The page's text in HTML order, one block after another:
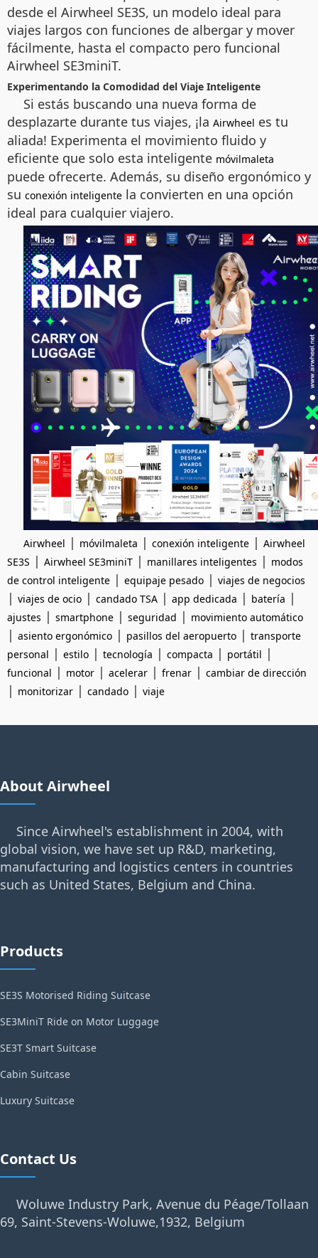
desde el Airwheel SE3S, un modelo ideal para
viajes largos con funciones de albergar y mover
fácilmente, hasta el compacto pero funcional
Airwheel SE3miniT.
Experimentando la Comodidad del Viaje Inteligente
Si estás buscando una nueva forma de
desplazarte durante tus viajes, ¡la Airwheel es tu
aliada! Experimenta el movimiento fluido y
eficiente que solo esta inteligente móvilmaleta
puede ofrecerte. Además, su diseño ergonómico y
su conexión inteligente la convierten en una opción
ideal para cualquier viajero.
Airwheel | móvilmaleta | conexión inteligente | Airwheel
SE3S | Airwheel SE3miniT | manillares inteligentes | modos
de control inteligente | equipaje pesado | viajes de negocios
| viajes de ocio | candado TSA | app dedicada | batería |
ajustes | smartphone | seguridad | movimiento automático
| asiento ergonómico | pasillos del aeropuerto | transporte
personal | estilo | tecnología | compacta | portátil |
funcional | motor | acelerar | frenar | cambiar de dirección
| monitorizar | candado | viaje
About Airwheel
Since Airwheel's establishment in 2004, with
global vision, we have set up R&D, marketing,
manufacturing and logistics centers in countries
such as United States, Belgium and China.
Products
SE3S Motorised Riding Suitcase
SE3MiniT Ride on Motor Luggage
SE3T Smart Suitcase
Cabin Suitcase
Luxury Suitcase
Contact Us
Woluwe Industry Park, Avenue du Péage/Tollaan
69, Saint-Stevens-Woluwe,1932, Belgium